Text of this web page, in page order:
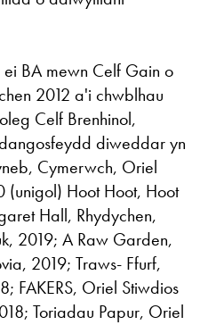
BA mewn Celf Gain o
2012 a'i chwblhau
Celf Brenhinol,
diweddar yn
Cymerwch, Oriel
(unigol) Hoot Hoot, Hoot
Hall, Rhydychen,
2019; A Raw Garden,
2019; Traws- Ffurf,
FAKERS, Oriel Stiwdios
Toriadau Papur, Oriel